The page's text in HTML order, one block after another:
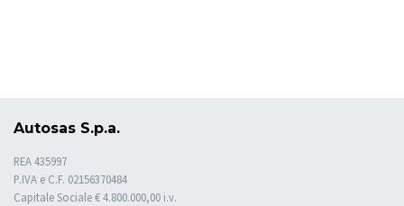
Autosas S.p.a.
REA 435997
P.IVA e C.F. 02156370484
Capitale Sociale € 4.800.000,00 i.v.